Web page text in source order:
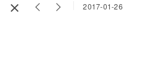
2017-01-26